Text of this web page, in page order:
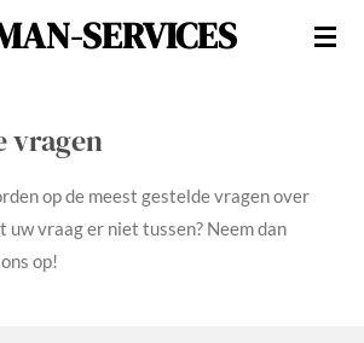
SERVICES
vragen
op de meest gestelde vragen over
uw vraag er niet tussen? Neem dan
op!